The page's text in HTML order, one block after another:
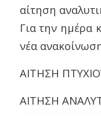
αίτηση
Για την ημέρα
νέα
ΑΙΤΗΣΗ
ΑΙΤΗΣΗ